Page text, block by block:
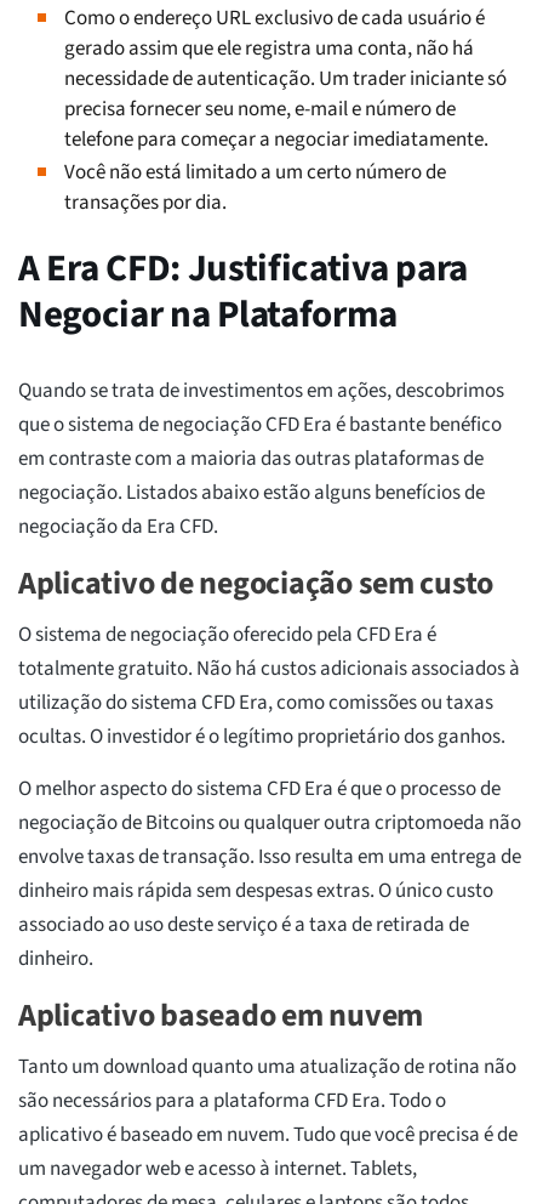
Como o endereço URL exclusivo de cada usuário é
gerado assim que ele registra uma conta, não há
necessidade de autenticação. Um trader iniciante só
precisa fornecer seu nome, e-mail e número de
telefone para começar a negociar imediatamente.
Você não está limitado a um certo número de
transações por dia.
A Era CFD: Justificativa para
Negociar na Plataforma
Quando se trata de investimentos em ações, descobrimos
que o sistema de negociação CFD Era é bastante benéfico
em contraste com a maioria das outras plataformas de
negociação. Listados abaixo estão alguns benefícios de
negociação da Era CFD.
Aplicativo de negociação sem custo
O sistema de negociação oferecido pela CFD Era é
totalmente gratuito. Não há custos adicionais associados à
utilização do sistema CFD Era, como comissões ou taxas
ocultas. O investidor é o legítimo proprietário dos ganhos.
O melhor aspecto do sistema CFD Era é que o processo de
negociação de Bitcoins ou qualquer outra criptomoeda não
envolve taxas de transação. Isso resulta em uma entrega de
dinheiro mais rápida sem despesas extras. O único custo
associado ao uso deste serviço é a taxa de retirada de
dinheiro.
Aplicativo baseado em nuvem
Tanto um download quanto uma atualização de rotina não
são necessários para a plataforma CFD Era. Todo o
aplicativo é baseado em nuvem. Tudo que você precisa é de
um navegador web e acesso à internet. Tablets,